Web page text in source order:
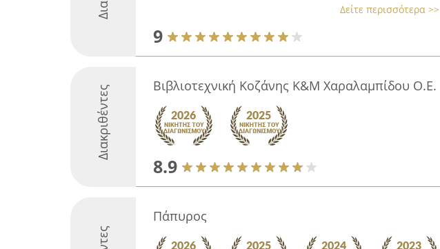
Δείτε περισσότερα >>
9
Διακριθέντες Βιβλιοτεχνική Κοζάνης Κ&Μ Χαραλαμπίδου Ο.Ε.
8.9
Πάπυρος